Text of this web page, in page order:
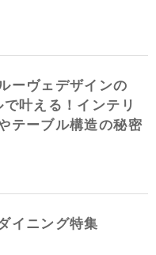
ーヴェデザインの
で叶える！インテリ
テーブル構造の秘密
イニング特集